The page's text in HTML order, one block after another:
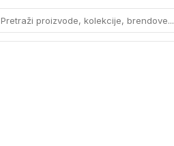
Pretraži proizvode, kolekcije, brendove...